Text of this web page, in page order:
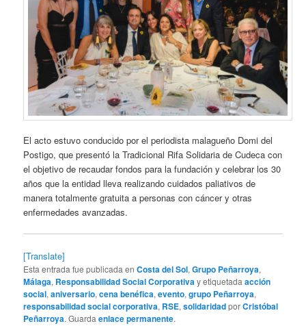
El acto estuvo conducido por el periodista malagueño Domi del
Postigo, que presentó la Tradicional Rifa Solidaria de Cudeca con
el objetivo de recaudar fondos para la fundación y celebrar los 30
años que la entidad lleva realizando cuidados paliativos de
manera totalmente gratuita a personas con cáncer y otras
enfermedades avanzadas.
[Translate]
Esta entrada fue publicada enCosta del Sol,Grupo Peñarroya,
Málaga, Responsabilidad Social Corporativay etiquetadaacción
social,aniversario,cena benéfica,evento,grupo Peñarroya,
responsabilidad social corporativa, RSE,solidaridadporCristóbal
Peñarroya. Guardaenlace permanente.